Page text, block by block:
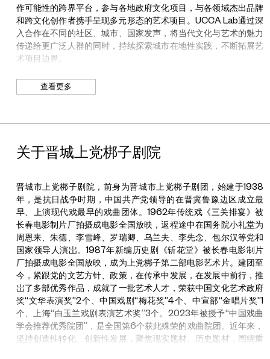
作可能性的跨界平台，参与各地政府文化项目，与各领域杰出品牌
和跨文化创作者携手呈现多元形态的艺术项目。UCCA Lab通过深
入合作在不同的社区、城市、国家发声，将当代文化与艺术的魅力
传递给更广泛人群的同时，持续探索城市在地性实践，不断拓展艺
术项目边界。
建筑师、策展人、MAD建筑事务所创始人
北京出生的建筑师马岩松（生于1975年）以其独特的建筑实践、学
术研究与文化参与的融合，被誉为当代建筑实践的革新者。他以对
与效率，更能滋养人类的情感与精神归属。通过有机形态与技术创
新的前瞻性建筑语言，他的作品持续重新界定城市与自然、人类与
非人类领域之间的边界。
2014年，马岩松被选定为美国卢卡斯叙事艺术博物馆的首席建筑
师，成为首位主导海外重大文化地标项目的中国建筑师。二十余年
间，他的事务所通过菲尼克斯博物馆（鹿特丹）、光之隧道（日
本），以及深圳湾文化公园、衢州体育公园、胡同幼儿园等项目，
持续探索未来居住的理想形态。
在建筑实践之外，他通过国际展览、出版物及公共艺术作品积极参
与文化话语的建构。2023年，他策划了首届北京艺术双年展"蓝图
北京"，对城市想象展开批判性审视。此后，他受任为2025年威尼
斯建筑双年展中国馆策展人，持续在全球范围内引领关于建筑社会
查看更多
关于晋城上党梆子剧院
晋城市上党梆子剧院，前身为晋城市上党梆子剧团，始建于1938
年，是抗日战争时期，中国共产党领导的在晋冀鲁豫边区成立最
早、上演现代戏最早的戏曲团体。1962年传统戏《三关排宴》被
长春电影制片厂拍摄成电影全国放映，返程途中在国务院小礼堂为
周恩来、朱德、李雪峰、罗瑞卿、乌兰夫、李先念、包尔汉等党和
国家领导人演岀。1987年新编历史剧《斩花堂》被长春电影制片
厂拍摄成电影全国放映，成为上党梆子第二部电影艺术片。建团至
今，紧跟党的文艺方针、政策，在传承中发展，在发展中前行，推
岀了多部优秀作品，成就了一批艺术人才，荣获中国文化艺术政府
奖“文华表演奖”2个、中国戏剧“梅花奖”4个、中宣部“金唱片奖”1
个、上海“白玉兰戏剧表演艺术奖”3个。2023年被授予“中国戏曲
学会推荐优秀院团”，是全国第6个获此殊荣的戏曲院团。近年来，
坚持创造性转化、创新性发展，聚焦现实题材、历史题材，围绕重